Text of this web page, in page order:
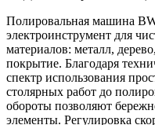
Полировальная машина
электроинструмент для
материалов: металл,
покрытие. Благодаря
спектр использования
столярных работ до
обороты позволяют
элементы. Регулировка